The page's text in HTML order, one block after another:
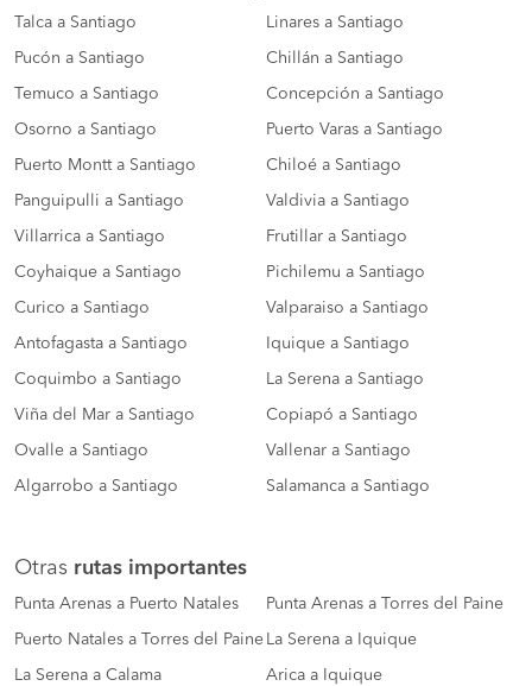
Talca a Santiago Linares a Santiago
Pucón a Santiago Chillán a Santiago
Temuco a Santiago Concepción a Santiago
Osorno a Santiago Puerto Varas a Santiago
Puerto Montt a Santiago Chiloé a Santiago
Panguipulli a Santiago Valdivia a Santiago
Villarrica a Santiago Frutillar a Santiago
Coyhaique a Santiago Pichilemu a Santiago
Curico a Santiago Valparaiso a Santiago
Antofagasta a Santiago Iquique a Santiago
Coquimbo a Santiago La Serena a Santiago
Viña del Mar a Santiago Copiapó a Santiago
Ovalle a Santiago Vallenar a Santiago
Algarrobo a Santiago Salamanca a Santiago
Otras rutas importantes
Punta Arenas a Puerto Natales Punta Arenas a Torres del Paine
Puerto Natales a Torres del Paine La Serena a Iquique
La Serena a Calama Arica a Iquique